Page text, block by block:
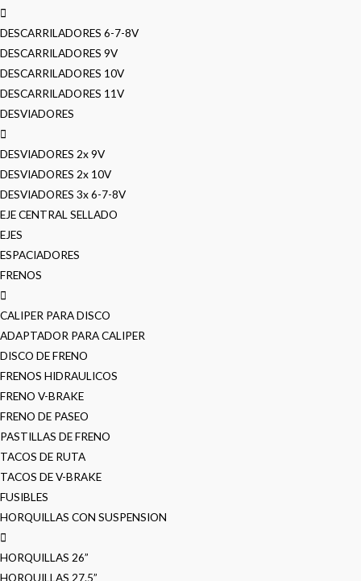
DESCARRILADORES 6-7-8V
DESCARRILADORES 9V
DESCARRILADORES 10V
DESCARRILADORES 11V
DESVIADORES
DESVIADORES 2x 9V
DESVIADORES 2x 10V
DESVIADORES 3x 6-7-8V
EJE CENTRAL SELLADO
EJES
ESPACIADORES
FRENOS
CALIPER PARA DISCO
ADAPTADOR PARA CALIPER
DISCO DE FRENO
FRENOS HIDRAULICOS
FRENO V-BRAKE
FRENO DE PASEO
PASTILLAS DE FRENO
TACOS DE RUTA
TACOS DE V-BRAKE
FUSIBLES
HORQUILLAS CON SUSPENSION
HORQUILLAS 26”
HORQUILLAS 27.5”